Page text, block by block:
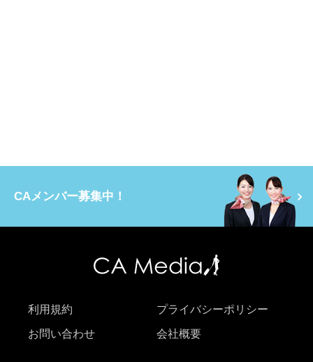
CAメンバー募集中！
利用規約 プライバシーポリシー
お問い合わせ 会社概要